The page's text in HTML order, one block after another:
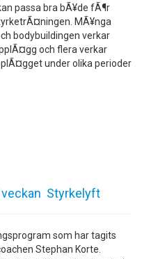
passa bra bÃ¥de fÃ¶r
MÃ¥nga
bodybuildingen verkar
och flera verkar
under olika perioder
Styrkelyft
som har tagits
Stephan Korte.